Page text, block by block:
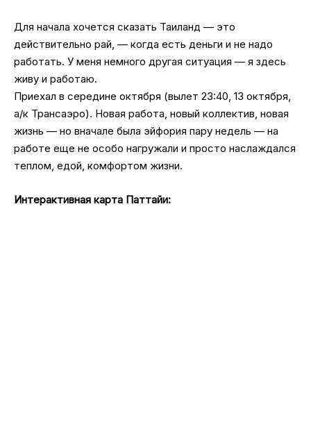
Для начала хочется сказать Таиланд — это
действительно рай, — когда есть деньги и не надо
работать. У меня немного другая ситуация — я здесь
живу и работаю.
Приехал в середине октября (вылет 23:40, 13 октября,
а/к Трансаэро). Новая работа, новый коллектив, новая
жизнь — но вначале была эйфория пару недель — на
работе еще не особо нагружали и просто наслаждался
теплом, едой, комфортом жизни.
Интерактивная карта Паттайи: